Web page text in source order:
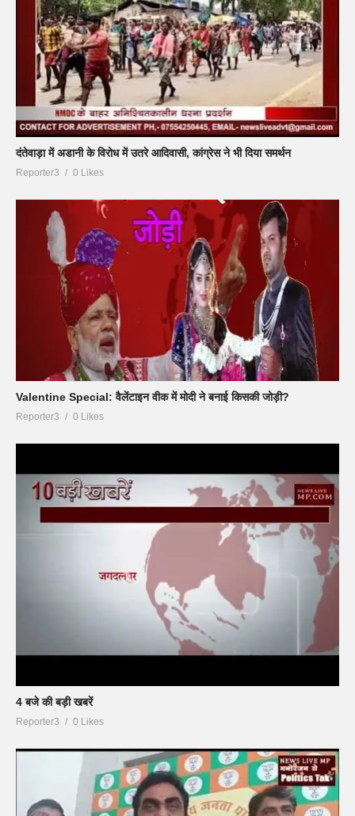
दंतेवाड़ा में अडानी के विरोध में उतरे आदिवासी, कांग्रेस ने भी दिया समर्थन
Reporter3 0 Likes
Valentine Special: वैलेंटाइन वीक में मोदी ने बनाई किसकी जोड़ी?
Reporter3 0 Likes
4 बजे की बड़ी खबरें
Reporter3 0 Likes